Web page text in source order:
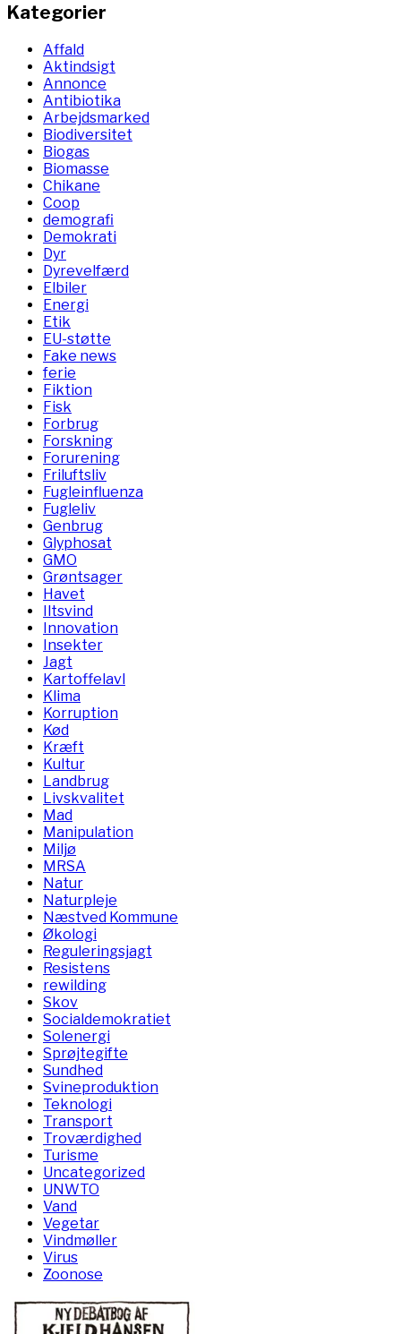
Kategorier
Affald
Aktindsigt
Annonce
Antibiotika
Arbejdsmarked
Biodiversitet
Biogas
Biomasse
Chikane
Coop
demografi
Demokrati
Dyr
Dyrevelfærd
Elbiler
Energi
Etik
EU-støtte
Fake news
ferie
Fiktion
Fisk
Forbrug
Forskning
Forurening
Friluftsliv
Fugleinfluenza
Fugleliv
Genbrug
Glyphosat
GMO
Grøntsager
Havet
Iltsvind
Innovation
Insekter
Jagt
Kartoffelavl
Klima
Korruption
Kød
Kræft
Kultur
Landbrug
Livskvalitet
Mad
Manipulation
Miljø
MRSA
Natur
Naturpleje
Næstved Kommune
Økologi
Reguleringsjagt
Resistens
rewilding
Skov
Socialdemokratiet
Solenergi
Sprøjtegifte
Sundhed
Svineproduktion
Teknologi
Transport
Troværdighed
Turisme
Uncategorized
UNWTO
Vand
Vegetar
Vindmøller
Virus
Zoonose